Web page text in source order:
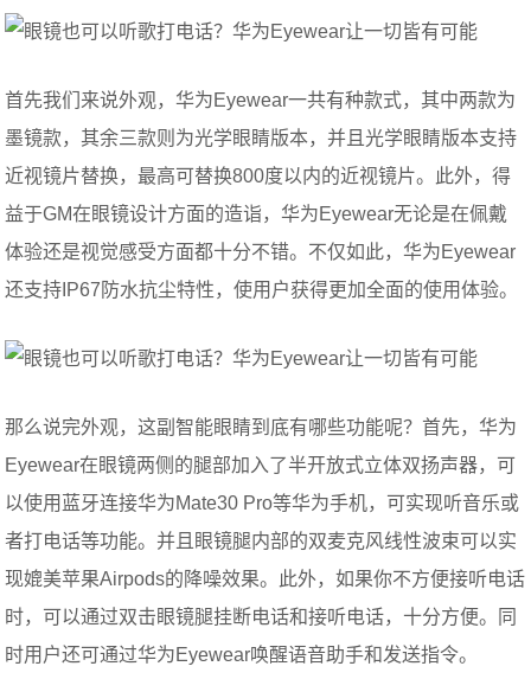
首先我们来说外观，华为Eyewear一共有种款式，其中两款为
墨镜款，其余三款则为光学眼睛版本，并且光学眼睛版本支持
近视镜片替换，最高可替换800度以内的近视镜片。此外，得
益于GM在眼镜设计方面的造诣，华为Eyewear无论是在佩戴
体验还是视觉感受方面都十分不错。不仅如此，华为Eyewear
还支持IP67防水抗尘特性，使用户获得更加全面的使用体验。
那么说完外观，这副智能眼睛到底有哪些功能呢？首先，华为
Eyewear在眼镜两侧的腿部加入了半开放式立体双扬声器，可
以使用蓝牙连接华为Mate30 Pro等华为手机，可实现听音乐或
者打电话等功能。并且眼镜腿内部的双麦克风线性波束可以实
现媲美苹果Airpods的降噪效果。此外，如果你不方便接听电话
时，可以通过双击眼镜腿挂断电话和接听电话，十分方便。同
时用户还可通过华为Eyewear唤醒语音助手和发送指令。